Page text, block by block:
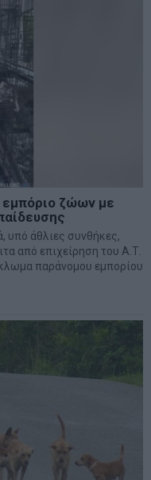
ζώων με
υπό άθλιες συνθήκες,
από επιχείρηση του Α.Τ.
παράνομου εμπορίου